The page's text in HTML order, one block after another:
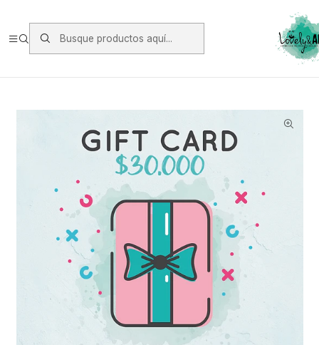
https://www.starken.cl/